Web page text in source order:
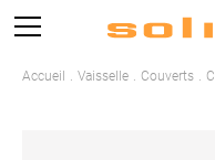
Accueil Vaisselle Couverts